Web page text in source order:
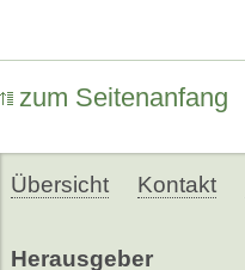
zum Seitenanfang
Übersicht Kontakt
Herausgeber